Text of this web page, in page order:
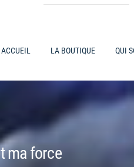
ACCUEIL LA BOUTIQUE QUI
ma force